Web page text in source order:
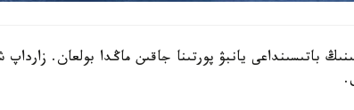
باتىسىنداعى يانبۋ پورتىنا جاقىن ماڭدا بولعان. زارداپ